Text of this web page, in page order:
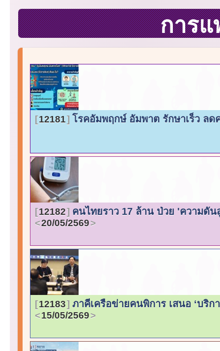
การ
12181 โรคอัมพฤกษ์ อัมพาต รักษาเร็ว ลด
12182 คนไทยราว 17 ล้าน ป่วย 'ความดั
20/05/2569
12183 ภาคีเครือข่ายคนพิการ เสนอ ‘บริ
15/05/2569